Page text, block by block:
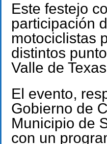
Este festejo
participación
motociclistas
distintos
Valle de
El evento,
Gobierno de
Municipio de
con un